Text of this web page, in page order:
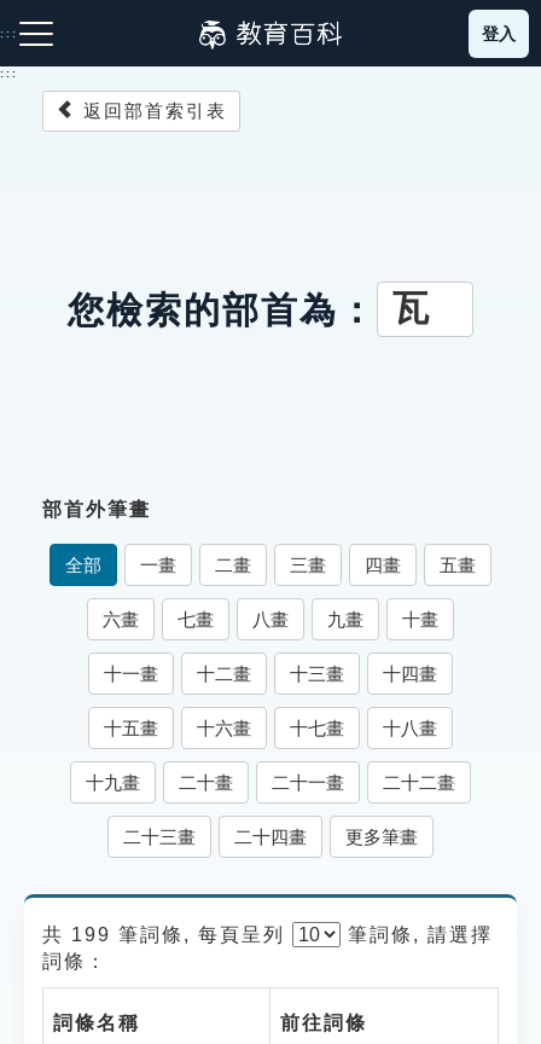
到
主
:::
成語故事
索引選單
知識索引
單字索引
生命大百科索引
遊戲專區
貓頭鷹博士
登入
:::
返回部首索引表
您檢索的部首為： 瓦
部首外筆畫
全部 一畫 二畫 三畫 四畫 五畫
六畫 七畫 八畫 九畫 十畫
十一畫 十二畫 十三畫 十四畫
十五畫 十六畫 十七畫 十八畫
十九畫 二十畫 二十一畫 二十二畫
二十三畫 二十四畫 更多筆畫
共 199 筆詞條, 每頁呈列 筆詞條, 請選擇
詞條：
詞條名稱 前往詞條